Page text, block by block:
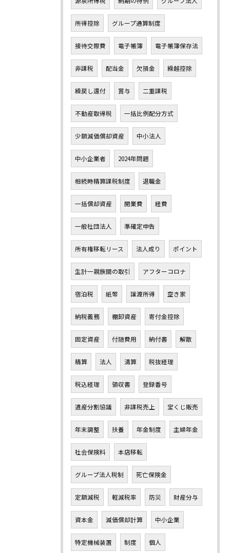
所得控除 グループ通算制度
接待交際費 電子帳簿 電子帳簿保存法
非課税 配当金 欠損金 繰越控除
繰戻し還付 賞与 二重課税
不動産取得税 一括比例配分方式
少額減価償却資産 中小法人
中小企業者 2024年問題
相続時精算課税制度 退職金
一括償却資産 開業費 経費
一般社団法人 準確定申告
所有権移転リース 法人成り ポイント
生計一親族間の取引 アフターコロナ
宿泊税 紙幣 譲渡所得 空き家
納税義務 棚卸資産 寄付金控除
固定資産 付随費用 納付書 解散
精算 法人 清算 税抜経理
税込経理 領収書 登録番号
遺産分割協議 非課税売上 宝くじ販売
年末調整 扶養 年金制度 主婦年金
社会保険料 本店移転
グループ法人税制 死亡保険金
定額減税 軽減税率 防災 財産分与
資本金 減価償却計算 中小企業
特定機械装置 制度 個人